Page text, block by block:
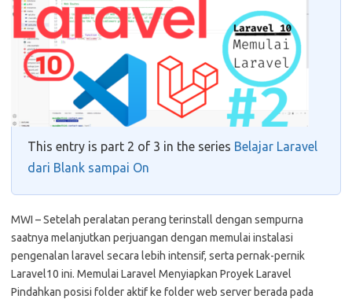
This entry is part 2 of 3 in the series Belajar Laravel
dari Blank sampai On
MWI – Setelah peralatan perang terinstall dengan sempurna
saatnya melanjutkan perjuangan dengan memulai instalasi
pengenalan laravel secara lebih intensif, serta pernak-pernik
Laravel10 ini. Memulai Laravel Menyiapkan Proyek Laravel
Pindahkan posisi folder aktif ke folder web server berada pada